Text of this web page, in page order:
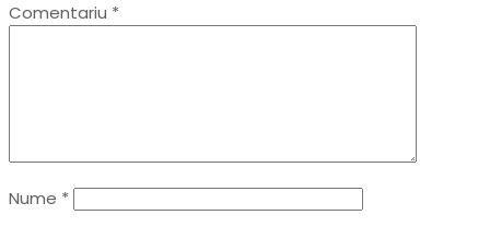
Comentariu *
Nume *